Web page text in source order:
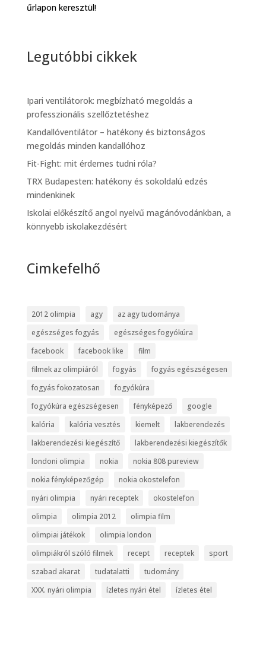
űrlapon keresztül!
Legutóbbi cikkek
Ipari ventilátorok: megbízható megoldás a
professzionális szellőztetéshez
Kandallóventilátor – hatékony és biztonságos
megoldás minden kandallóhoz
Fit-Fight: mit érdemes tudni róla?
TRX Budapesten: hatékony és sokoldalú edzés
mindenkinek
Iskolai előkészítő angol nyelvű magánóvodánkban, a
könnyebb iskolakezdésért
Cimkefelhő
2012 olimpia agy
az agy tudománya
egészséges fogyás
egészséges fogyókúra
facebook
facebook like
film
filmek az olimpiáról
fogyás
fogyás egészségesen
fogyás fokozatosan
fogyókúra
fogyókúra egészségesen
fényképező
google
kalória
kalória vesztés kiemelt
lakberendezés
lakberendezési kiegészítő
lakberendezési kiegészítők
londoni olimpia
nokia
nokia 808 pureview
nokia fényképezőgép
nokia okostelefon
nyári olimpia
nyári receptek
okostelefon
olimpia
olimpia 2012
olimpia film
olimpiai játékok
olimpia london
olimpiákról szóló filmek
recept receptek
sport
szabad akarat
tudatalatti
tudomány
XXX. nyári olimpia
ízletes nyári étel ízletes étel